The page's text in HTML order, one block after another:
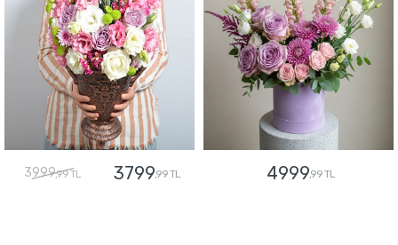
3999,99 TL 3799,99 TL 4999,99 TL